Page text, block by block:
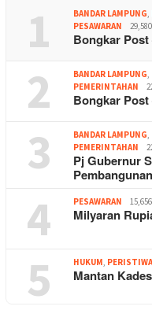
1 BANDAR LAMPUNG,
PESAWARAN
Bongkar
2 BANDAR LAMPUNG,
PEMERINTAHAN
Bongkar
3 BANDAR LAMPUNG,
PEMERINTAHAN
Pj Gubernur
4 PESAWARAN
Milyaran
5 HUKUM, PERISTIWA
Mantan